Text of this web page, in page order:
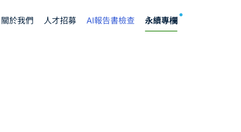
關於我們 人才招募 AI報告書檢查 永續專欄NEW